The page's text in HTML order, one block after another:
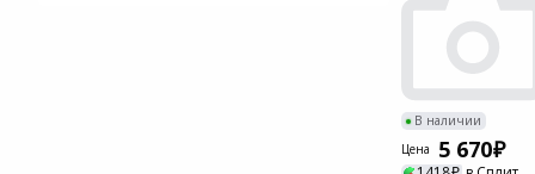
В наличии
Цена
5 670